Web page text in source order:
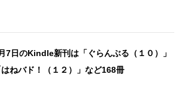
7日のKindle新刊は「ぐらんぶる（１０）」
はねバド！（１２）」など168冊